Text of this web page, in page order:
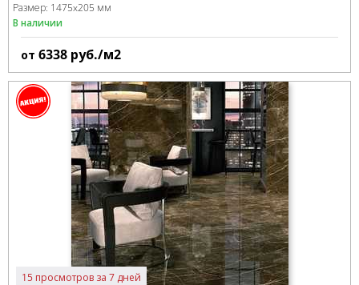
Размер: 1475x205 мм
В наличии
от 6338 руб./м2
15 просмотров за 7 дней